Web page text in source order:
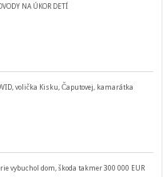
NA ÚKOR DETÍ
volička Kisku, Čaputovej, kamarátka
vybuchol dom, škoda takmer 300 000 EUR